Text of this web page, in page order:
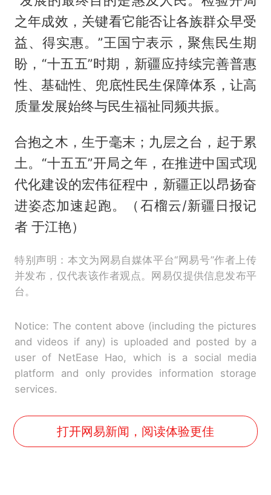
之年成效，关键看它能否让各族群众早受
益、得实惠。”王国宁表示，聚焦民生期
盼，“十五五”时期，新疆应持续完善普惠
性、基础性、兜底性民生保障体系，让高
质量发展始终与民生福祉同频共振。
合抱之木，生于毫末；九层之台，起于累
土。“十五五”开局之年，在推进中国式现
代化建设的宏伟征程中，新疆正以昂扬奋
进姿态加速起跑。（石榴云/新疆日报记
者 于江艳）
特别声明：本文为网易自媒体平台“网易号”作者上传
并发布，仅代表该作者观点。网易仅提供信息发布平
台。
Notice: The content above (including the pictures
and videos if any) is uploaded and posted by a
user of NetEase Hao, which is a social media
platform and only provides information storage
services.
打开网易新闻，阅读体验更佳